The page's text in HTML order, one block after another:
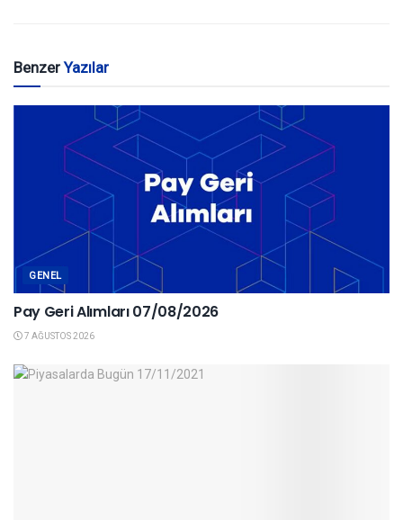
BenzerYazılar
GENEL
Pay Geri Alımları 07/08/2026
7 AĞUSTOS 2026